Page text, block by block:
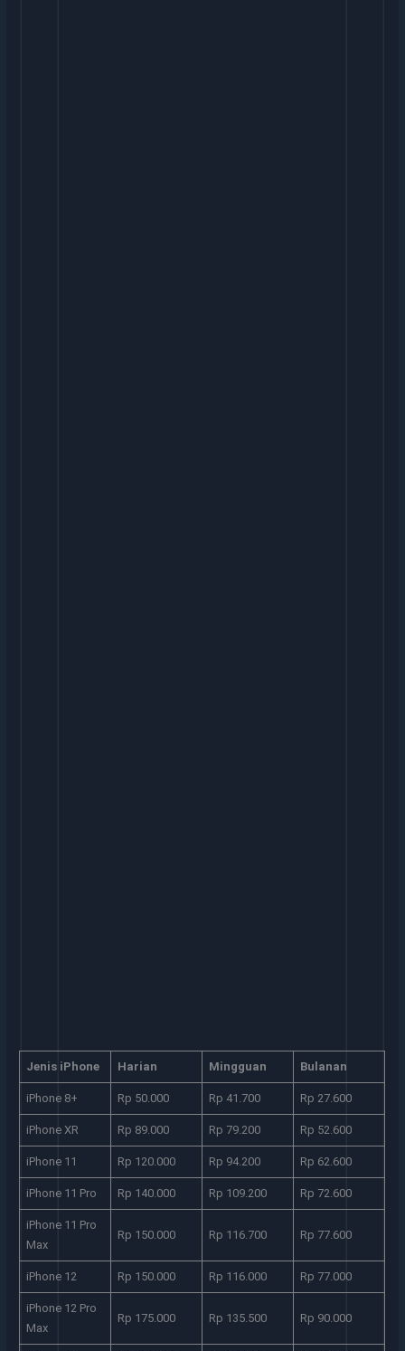
Jenis iPhone Harian Mingguan Bulanan
iPhone 8+ Rp 50.000 Rp 41.700 Rp 27.600
iPhone XR Rp 89.000 Rp 79.200 Rp 52.600
iPhone 11 Rp 120.000 Rp 94.200 Rp 62.600
iPhone 11 Pro Rp 140.000 Rp 109.200 Rp 72.600
iPhone 11 Pro
Max
Rp 150.000 Rp 116.700 Rp 77.600
iPhone 12 Rp 150.000 Rp 116.000 Rp 77.000
iPhone 12 Pro
Max
Rp 175.000 Rp 135.500 Rp 90.000